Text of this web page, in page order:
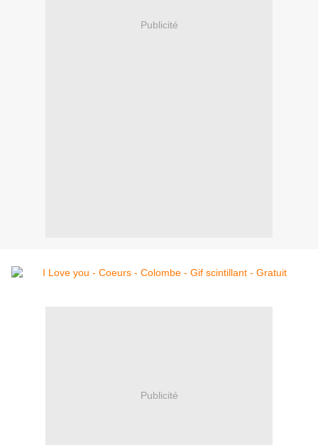
Publicité
Publicité